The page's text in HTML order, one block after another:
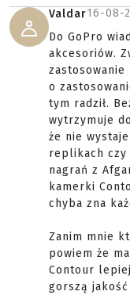
Valdar16-08-
Do GoPro
akcesoriów.
zastosowanie
o
tym radził.
wytrzymuje
że nie
replikach czy
nagrań z
kamerki
chyba zna
Zanim mnie
powiem że
Contour
gorszą jakość